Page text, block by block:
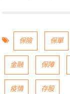
保險 保單
金融 保障
疫情 存股